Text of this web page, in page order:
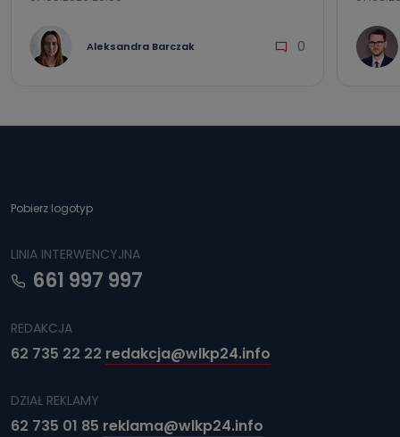
Aleksandra Barczak 0
Pobierz logotyp
LINIA INTERWENCYJNA
661 997 997
REDAKCJA
62 735 22 22 redakcja@wlkp24.info
DZIAŁ REKLAMY
62 735 01 85 reklama@wlkp24.info